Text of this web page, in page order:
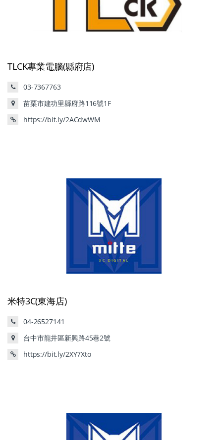
TLCK專業電腦(縣府店)
03-7367763
苗栗市建功里縣府路116號1F
https://bit.ly/2ACdwWM
米特3C(東海店)
04-26527141
台中市龍井區新興路45巷2號
https://bit.ly/2XY7Xto